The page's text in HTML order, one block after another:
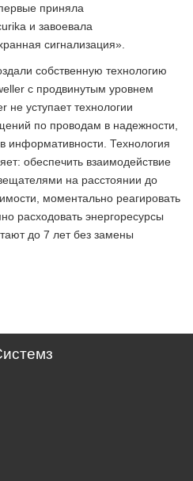
приняла
и завоевала
сигнализация».
собственную технологию
с продвинутым уровнем
не уступает технологии
по проводам в надежности,
информативности. Технология
обеспечить взаимодействие
на расстоянии до
моментально реагировать
расходовать энергоресурсы
до 7 лет без замены